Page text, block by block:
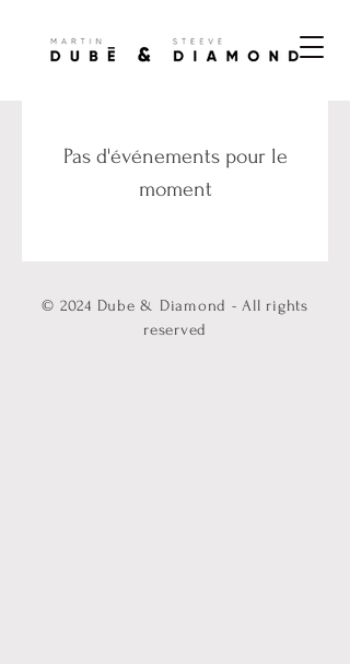
Pas d'événements pour le
moment
© 2024 Dube & Diamond - All rights
reserved